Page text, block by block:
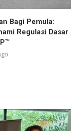
Bagi Pemula:
Regulasi Dasar